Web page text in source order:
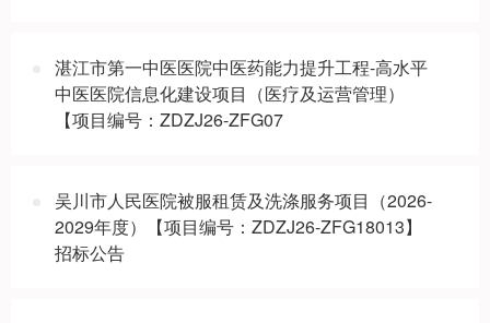
湛江市第一中医医院中医药能力提升工程-高水平
中医医院信息化建设项目（医疗及运营管理）
【项目编号：ZDZJ26-ZFG07
吴川市人民医院被服租赁及洗涤服务项目（2026-
2029年度）【项目编号：ZDZJ26-ZFG18013】
招标公告